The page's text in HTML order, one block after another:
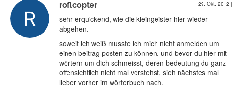
roflcopter 29. Okt. 2012 |
sehr erquickend, wie die kleingeister hier wieder
abgehen.
soweit ich weiß musste ich mich nicht anmelden um
einen beitrag posten zu können. und bevor du hier mit
wörtern um dich schmeisst, deren bedeutung du ganz
offensichtlich nicht mal verstehst, sieh nächstes mal
lieber vorher im wörterbuch nach.